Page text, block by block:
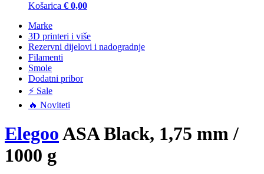
Košarica € 0,00
Marke
3D printeri i više
Rezervni dijelovi i nadogradnje
Filamenti
Smole
Dodatni pribor
⚡ Sale
🔥 Noviteti
ElegooASA Black, 1,75 mm /
1000 g